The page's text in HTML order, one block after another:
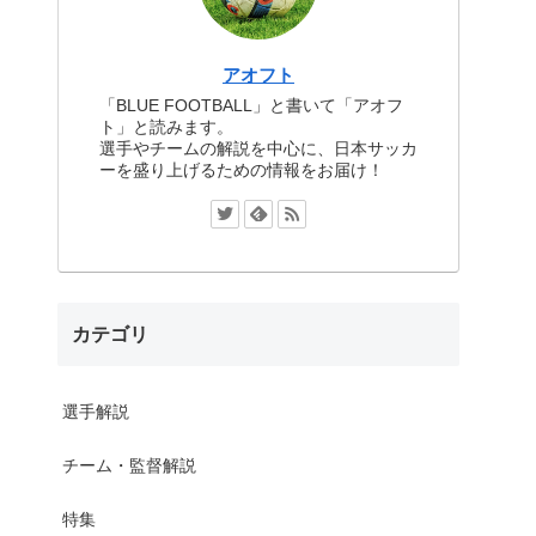
アオフト
「BLUE FOOTBALL」と書いて「アオフ
ト」と読みます。
選手やチームの解説を中心に、日本サッカ
ーを盛り上げるための情報をお届け！
カテゴリ
選手解説
チーム・監督解説
特集